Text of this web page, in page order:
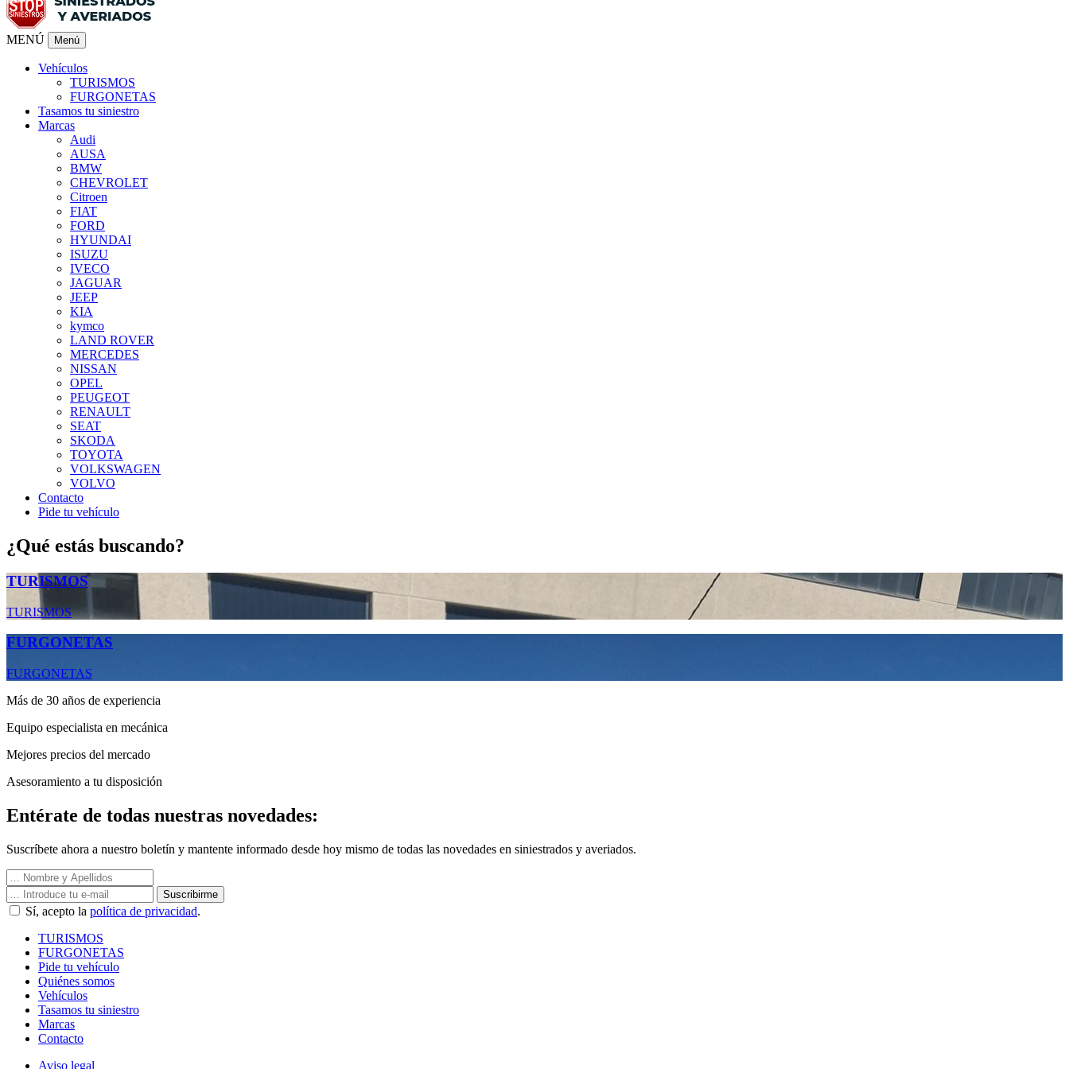
MENÚ Menú
Vehículos
TURISMOS
FURGONETAS
Tasamos tu siniestro
Marcas
Audi
AUSA
BMW
CHEVROLET
Citroen
FIAT
FORD
HYUNDAI
ISUZU
IVECO
JAGUAR
JEEP
KIA
kymco
LAND ROVER
MERCEDES
NISSAN
OPEL
PEUGEOT
RENAULT
SEAT
SKODA
TOYOTA
VOLKSWAGEN
VOLVO
Contacto
Pide tu vehículo
¿Qué estás buscando?
TURISMOS
TURISMOS
FURGONETAS
FURGONETAS
Más de 30 años de experiencia
Equipo especialista en mecánica
Mejores precios del mercado
Asesoramiento a tu disposición
Entérate de todas nuestras novedades:
Suscríbete ahora a nuestro boletín y mantente informado desde hoy mismo de todas las novedades en siniestrados y averiados.
Suscribirme
Sí, acepto la política de privacidad.
TURISMOS
FURGONETAS
Pide tu vehículo
Quiénes somos
Vehículos
Tasamos tu siniestro
Marcas
Contacto
Aviso legal